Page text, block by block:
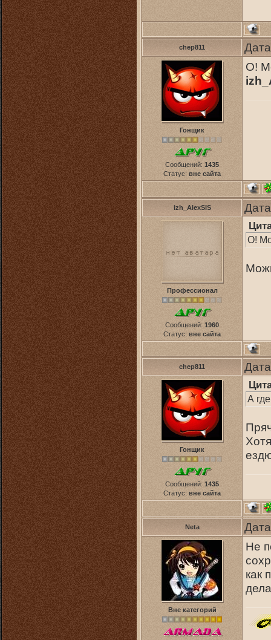
chep811
Гонщик
Сообщений: 1435
Статус: вне сайта
О!
izh_AlexSIS
Профессионал
Сообщений: 1960
Статус: вне сайта
О!
chep811
Гонщик
Сообщений: 1435
Статус: вне сайта
А
Neta
Вне категорий
Не
как